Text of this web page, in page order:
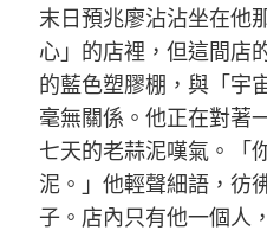
末日預兆廖沾沾坐在他
心」的店裡，但這間店
的藍色塑膠棚，與「宇
毫無關係。他正在對著
七天的老蒜泥嘆氣。「
泥。」他輕聲細語，彷
子。店內只有他一個人